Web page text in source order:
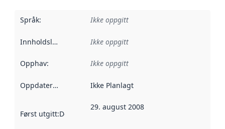
Språk: Ikke oppgitt
Innholdsleverandører :
Ikke oppgitt
Opphav: Ikke oppgitt
Oppdateringsfrekvens :
Ikke Planlagt
Først utgitt:Denne datoen sier når dataene i dette
29. august 2008